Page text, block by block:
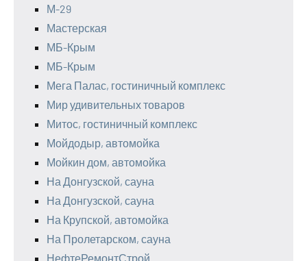
М-29
Мастерская
МБ-Крым
МБ-Крым
Мега Палас, гостиничный комплекс
Мир удивительных товаров
Митос, гостиничный комплекс
Мойдодыр, автомойка
Мойкин дом, автомойка
На Донгузской, сауна
На Донгузской, сауна
На Крупской, автомойка
На Пролетарском, сауна
НефтеРемонтСтрой